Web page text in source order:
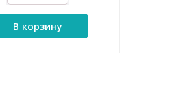
В корзину